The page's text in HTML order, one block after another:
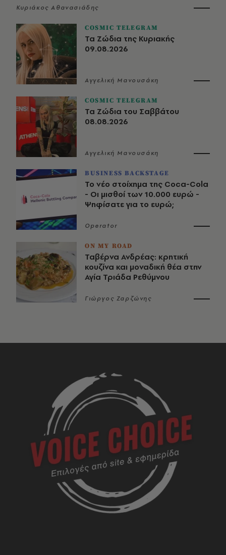
Κυριάκος Αθανασιάδης
COSMIC TELEGRAM
Τα Ζώδια της Κυριακής
09.08.2026
Αγγελική Μανουσάκη
COSMIC TELEGRAM
Τα Ζώδια του Σαββάτου
08.08.2026
Αγγελική Μανουσάκη
BUSINESS BACKSTAGE
Το νέο στοίχημα της Coca-Cola
- Οι μισθοί των 10.000 ευρώ -
Ψηφίσατε για το ευρώ;
Operator
ON MY ROAD
Ταβέρνα Ανδρέας: κρητική
κουζίνα και μοναδική θέα στην
Αγία Τριάδα Ρεθύμνου
Γιώργος Ζαρζώνης